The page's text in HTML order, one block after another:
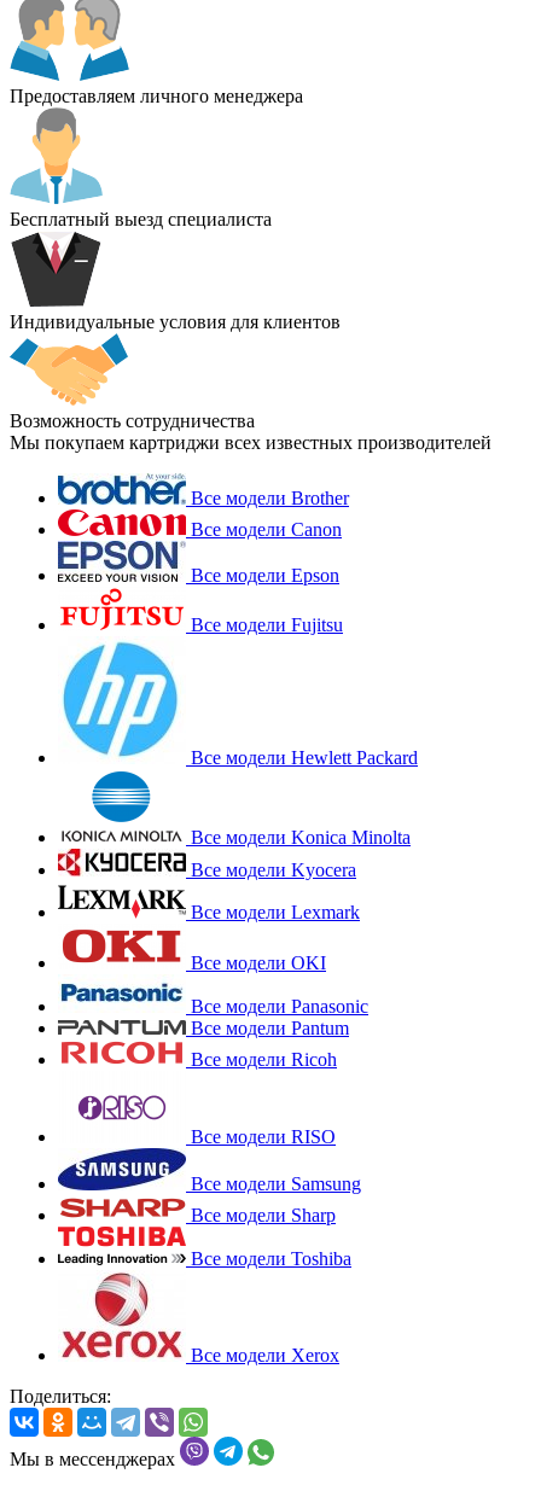
Предоставляем личного менеджера
Бесплатный выезд специалиста
Индивидуальные условия для клиентов
Возможность сотрудничества
Мы покупаем картриджи всех известных производителей
Все модели Brother
Все модели Canon
Все модели Epson
Все модели Fujitsu
Все модели Hewlett Packard
Все модели Konica Minolta
Все модели Kyocera
Все модели Lexmark
Все модели OKI
Все модели Panasonic
Все модели Pantum
Все модели Ricoh
Все модели RISO
Все модели Samsung
Все модели Sharp
Все модели Toshiba
Все модели Xerox
Поделиться:
Мы в мессенджерах